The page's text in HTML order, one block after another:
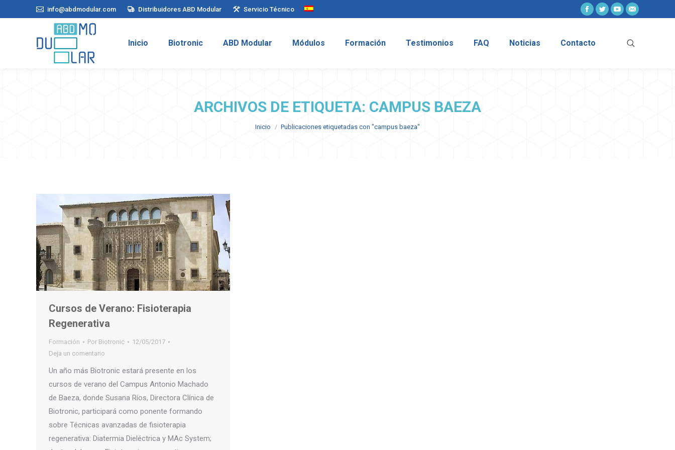
info@abdmodular.com Distribuidores ABD Modular Servicio Técnico Facebook
TwitterYouTube
Mail
Inicio Biotronic ABD Modular Módulos Formación Testimonios FAQ Noticias Contacto Buscar:
ARCHIVOS DE ETIQUETA: CAMPUS BAEZA
Estás aquí:
Inicio Publicaciones etiquetadas con "campus baeza"
Cursos de Verano: Fisioterapia
Regenerativa
Formación Por Biotronic
12/05/2017
Deja un comentario
Un año más Biotronic estará presente en los
cursos de verano del Campus Antonio Machado
de Baeza, donde Susana Ríos, Directora Clínica de
Biotronic, participará como ponente formando
sobre Técnicas avanzadas de fisioterapia
regenerativa: Diatermia Dieléctrica y MAc System;